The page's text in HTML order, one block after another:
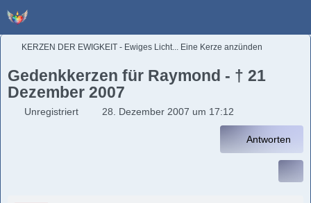
KERZEN DER EWIGKEIT - Ewiges Licht... Eine Kerze anzünden
Gedenkkerzen für Raymond - † 21
Dezember 2007
Unregistriert 28. Dezember 2007 um 17:12
Antworten